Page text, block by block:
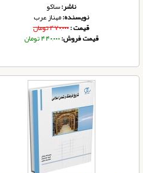
ناشر:ساکو
نویسنده:مهناز عرب
قیمت :۴۷۰,۰۰۰ تومان
قیمت فروش:۴۴۰,۰۰۰ تومان